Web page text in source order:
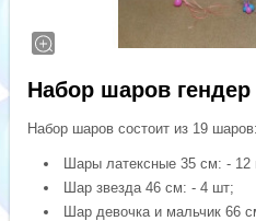
Набор шаров
Набор шаров состоит из 19 шаров:
Шары латексные 35 см: - 12
Шар звезда 46 см: - 4 шт;
Шар девочка и мальчик 66